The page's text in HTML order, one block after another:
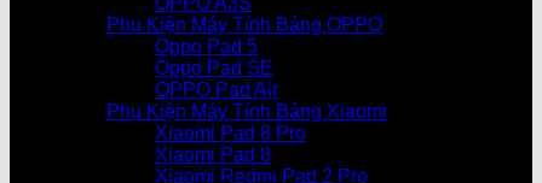
Phụ Kiện Máy Tính Bảng OPPO
Oppo Pad 5
Oppo Pad SE
OPPO Pad Air
Phụ Kiện Máy Tính Bảng Xiaomi
Xiaomi Pad 8 Pro
Xiaomi Pad 8
Xiaomi Redmi Pad 2 Pro